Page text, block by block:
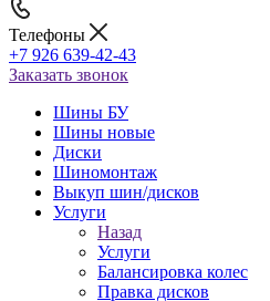
Телефоны
+7 926 639-42-43
Заказать звонок
Шины БУ
Шины новые
Диски
Шиномонтаж
Выкуп шин/дисков
Услуги
Назад
Услуги
Балансировка колес
Правка дисков